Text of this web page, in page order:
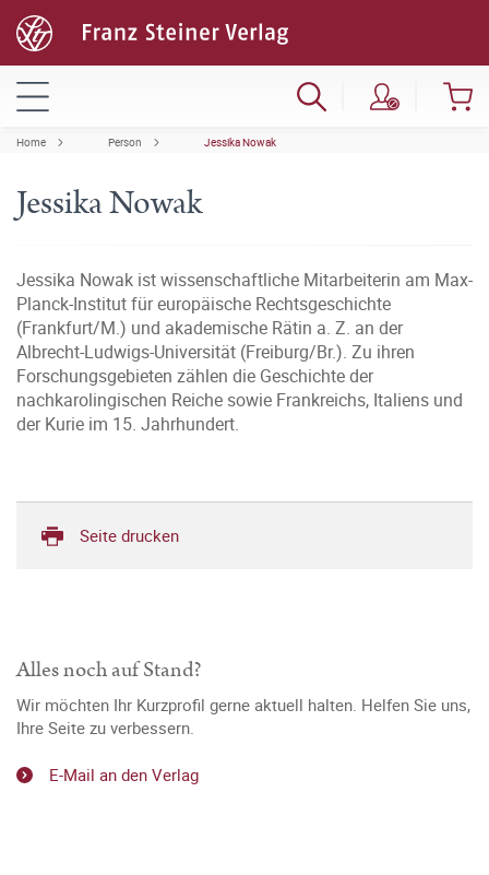
Home Person Jessika Nowak
Jessika Nowak
Jessika Nowak ist wissenschaftliche Mitarbeiterin am Max-
Planck-Institut für europäische Rechtsgeschichte
(Frankfurt/M.) und akademische Rätin a. Z. an der
Albrecht-Ludwigs-Universität (Freiburg/Br.). Zu ihren
Forschungsgebieten zählen die Geschichte der
nachkarolingischen Reiche sowie Frankreichs, Italiens und
der Kurie im 15. Jahrhundert.
Seite drucken
Alles noch auf Stand?
Wir möchten Ihr Kurzprofil gerne aktuell halten. Helfen Sie uns,
Ihre Seite zu verbessern.
E-Mail an den Verlag